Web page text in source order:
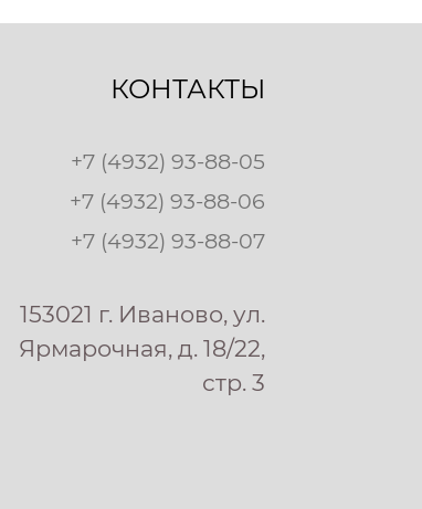
КОНТАКТЫ
+7 (4932) 93-88-05
+7 (4932) 93-88-06
+7 (4932) 93-88-07
153021 г. Иваново, ул.
Ярмарочная, д. 18/22,
стр. 3